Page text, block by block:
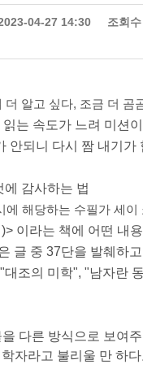
04-27 14:30 조회수
더 알고 싶다, 조금 더 곰
는 속도가 느려 미션
안되니 다시 짬 내기가
에 감사하는 법
에 해당하는 수필가 세
이라는 책에 어떤 내
글 중 37단을 발췌하
조의 미학", "남자란
다른 방식으로 보여
자라고 불리울 만 하